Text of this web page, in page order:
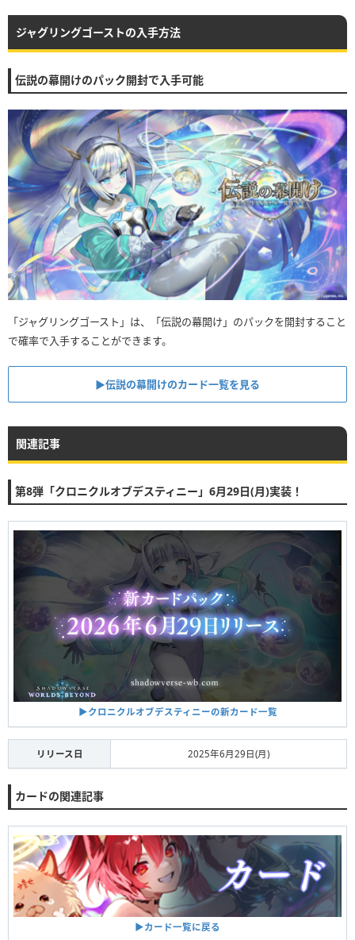
ジャグリングゴーストの入手方法
伝説の幕開けのパック開封で入手可能
「ジャグリングゴースト」は、「伝説の幕開け」のパックを開封すること
で確率で入手することができます。
▶︎伝説の幕開けのカード一覧を見る
関連記事
第8弾「クロニクルオブデスティニー」6月29日(月)実装！
▶︎クロニクルオブデスティニーの新カード一覧
リリース日 2025年6月29日(月)
カードの関連記事
▶︎カード一覧に戻る